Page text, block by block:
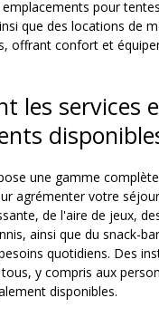
pour
que des locations de
offrant confort et
les services
une gamme
agrémenter votre
de l'aire de jeux,
ainsi que du snack-
quotidiens. Des
y compris aux
disponibles.